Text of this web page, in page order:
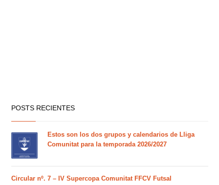
POSTS RECIENTES
Estos son los dos grupos y calendarios de Lliga
Comunitat para la temporada 2026/2027
Circular nº. 7 – IV Supercopa Comunitat FFCV Futsal